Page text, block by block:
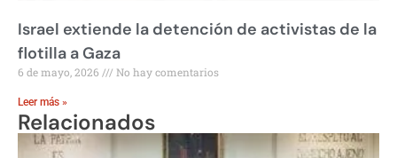
Israel extiende la detención de activistas de la
flotilla a Gaza
6 de mayo, 2026 No hay comentarios
Leer más »
Relacionados